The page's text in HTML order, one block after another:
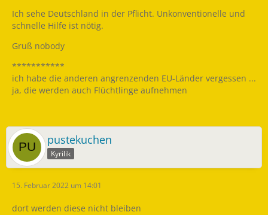
Ich sehe Deutschland in der Pflicht. Unkonventionelle und
schnelle Hilfe ist nötig.
Gruß nobody
***********
ich habe die anderen angrenzenden EU-Länder vergessen ...
ja, die werden auch Flüchtlinge aufnehmen
pustekuchen
Kyrilik
15. Februar 2022 um 14:01
dort werden diese nicht bleiben